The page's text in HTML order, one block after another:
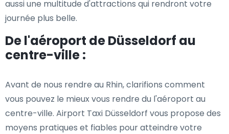
aussi une multitude d'attractions qui rendront votre
journée plus belle.
De l'aéroport de Düsseldorf au
centre-ville :
Avant de nous rendre au Rhin, clarifions comment
vous pouvez le mieux vous rendre du l'aéroport au
centre-ville. Airport Taxi Düsseldorf vous propose des
moyens pratiques et fiables pour atteindre votre